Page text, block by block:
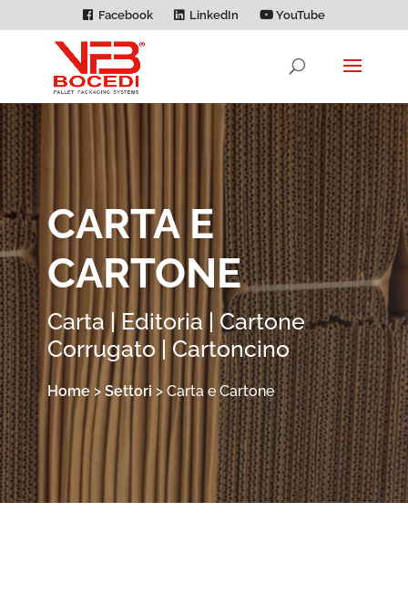
Facebook LinkedIn YouTube
CARTA E
CARTONE
Carta | Editoria | Cartone
Corrugato | Cartoncino
Home> Settori > Carta e Cartone